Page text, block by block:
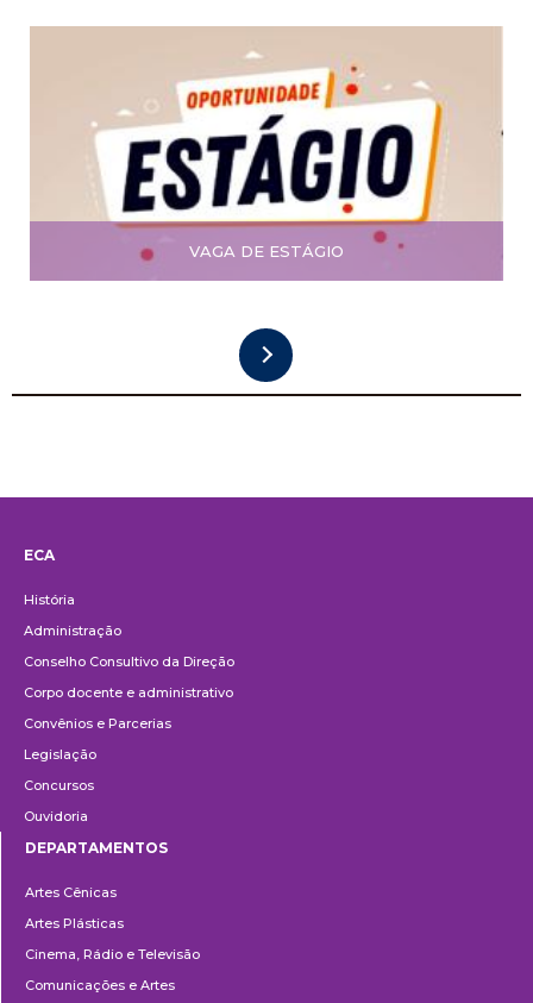
VAGA DE ESTÁGIO
ECA
História
Administração
Conselho Consultivo da Direção
Corpo docente e administrativo
Convênios e Parcerias
Legislação
Concursos
Ouvidoria
DEPARTAMENTOS
Artes Cênicas
Artes Plásticas
Cinema, Rádio e Televisão
Comunicações e Artes